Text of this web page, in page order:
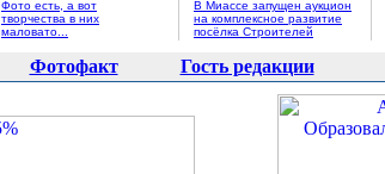
Фото есть, а вот
творчества в них
маловато...
В Миассе запущен аукцион
на комплексное развитие
посёлка Строителей
Фотофакт Гость редакции